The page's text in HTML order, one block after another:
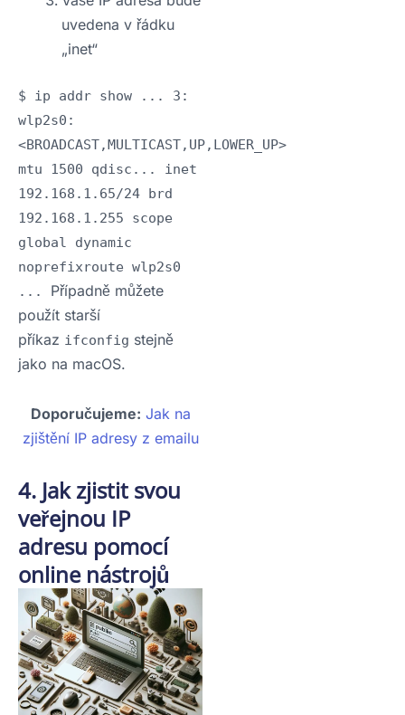
uvedena v řádku
„inet“
$ ip addr show ... 3:
wlp2s0:
<BROADCAST,MULTICAST,UP,LOWER_UP>
mtu 1500 qdisc... inet
192.168.1.65/24 brd
192.168.1.255 scope
global dynamic
noprefixroute wlp2s0
... Případně můžete
použít starší
příkaz ifconfig stejně
jako na macOS.
Doporučujeme: Jak na
zjištění IP adresy z emailu
4. Jak zjistit svou
veřejnou IP
adresu pomocí
online nástrojů